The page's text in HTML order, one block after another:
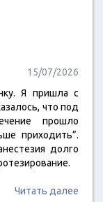
15/07/2026
Я пришла с
что под
прошло
приходить”.
долго
Читать далее